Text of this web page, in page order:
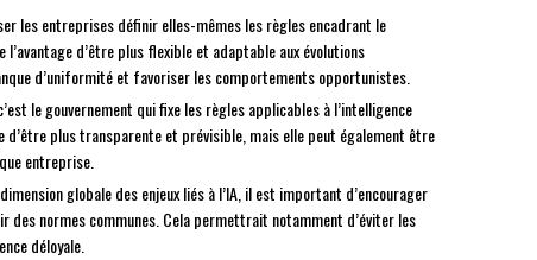
les entreprises définir elles-mêmes les règles encadrant le
d’être plus flexible et adaptable aux évolutions
d’uniformité et favoriser les comportements opportunistes.
le gouvernement qui fixe les règles applicables à l’intelligence
plus transparente et prévisible, mais elle peut également être
entreprise.
globale des enjeux liés à l’IA, il est important d’encourager
normes communes. Cela permettrait notamment d’éviter les
déloyale.